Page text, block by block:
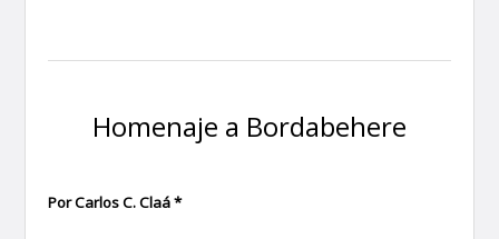
Homenaje a Bordabehere
Por Carlos C. Claá *